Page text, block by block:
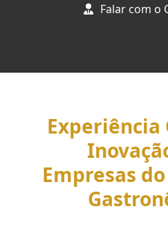
Falar com o
Experiência
Empresas